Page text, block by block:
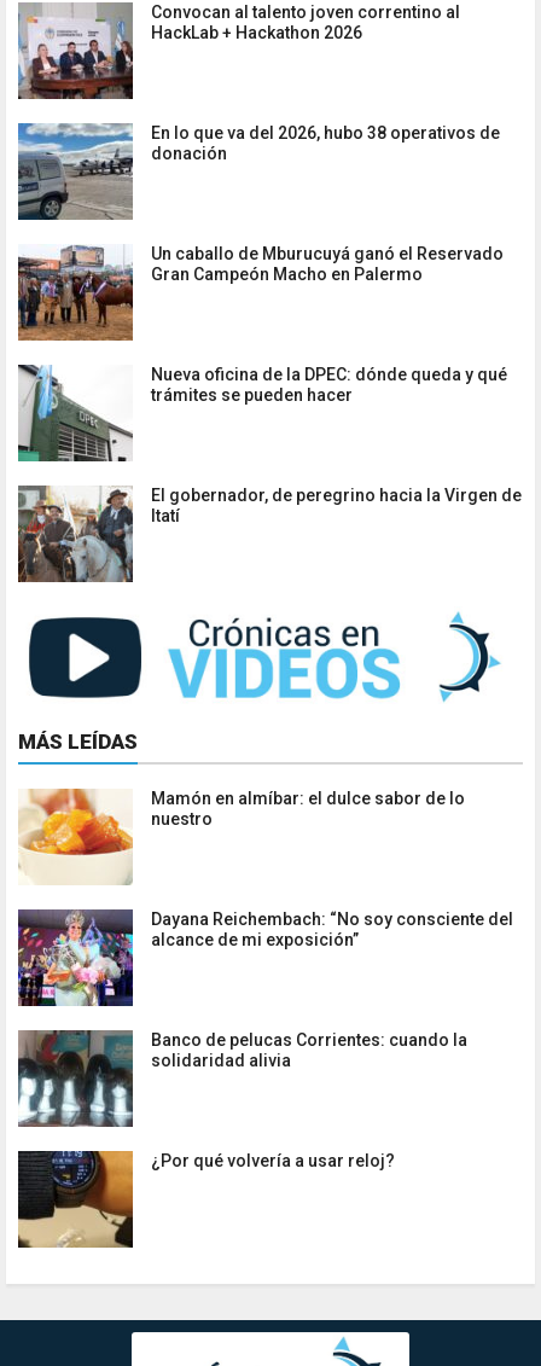
Convocan al talento joven correntino al
HackLab + Hackathon 2026
En lo que va del 2026, hubo 38 operativos de
donación
Un caballo de Mburucuyá ganó el Reservado
Gran Campeón Macho en Palermo
Nueva oficina de la DPEC: dónde queda y qué
trámites se pueden hacer
El gobernador, de peregrino hacia la Virgen de
Itatí
MÁS LEÍDAS
Mamón en almíbar: el dulce sabor de lo
nuestro
Dayana Reichembach: “No soy consciente del
alcance de mi exposición”
Banco de pelucas Corrientes: cuando la
solidaridad alivia
¿Por qué volvería a usar reloj?